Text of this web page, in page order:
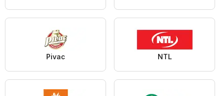
Pivac NTL